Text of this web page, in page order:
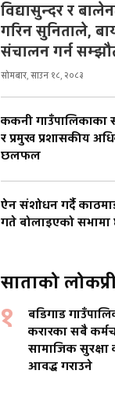
विद्यासुन्दर र
गरिन सुनिताले,
संचालन गर्न
सोमबार, साउन १८, २०८३
ककनी गाउँपालिकाका
र प्रमुख प्रशासकीय
छलफल
ऐन संशोधन गर्दै
गते बोलाइएको
साताको
१
बडिगाड
करारका सबै
सामाजिक सुरक्षा
आवद्ध गराउने